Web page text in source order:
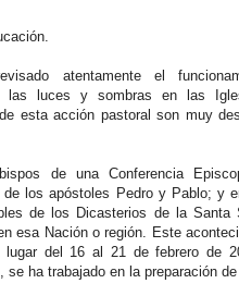
atentamente el
las luces y sombras en las
esta acción pastoral son muy
de una Conferencia
los apóstoles Pedro y Pablo; y
de los Dicasterios de la Santa
esa Nación o región. Este
lugar del 16 al 21 de febrero de
se ha trabajado en la preparación